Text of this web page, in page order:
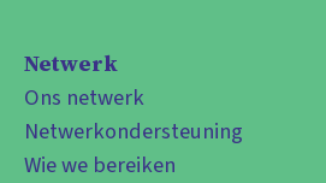
Netwerk
Ons netwerk
Netwerkondersteuning
Wie we bereiken